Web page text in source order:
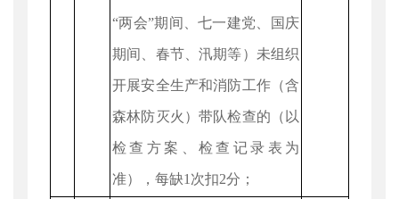
“两会”期间、七一建党、国庆
期间、春节、汛期等）未组织
开展安全生产和消防工作（含
森林防灭火）带队检查的（以
检查方案、检查记录表为
准），每缺1次扣2分；